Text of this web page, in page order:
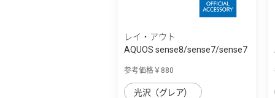
レイ・アウト
AQUOS sense8/sense7/sense7
参考価格￥880
光沢（グレア）